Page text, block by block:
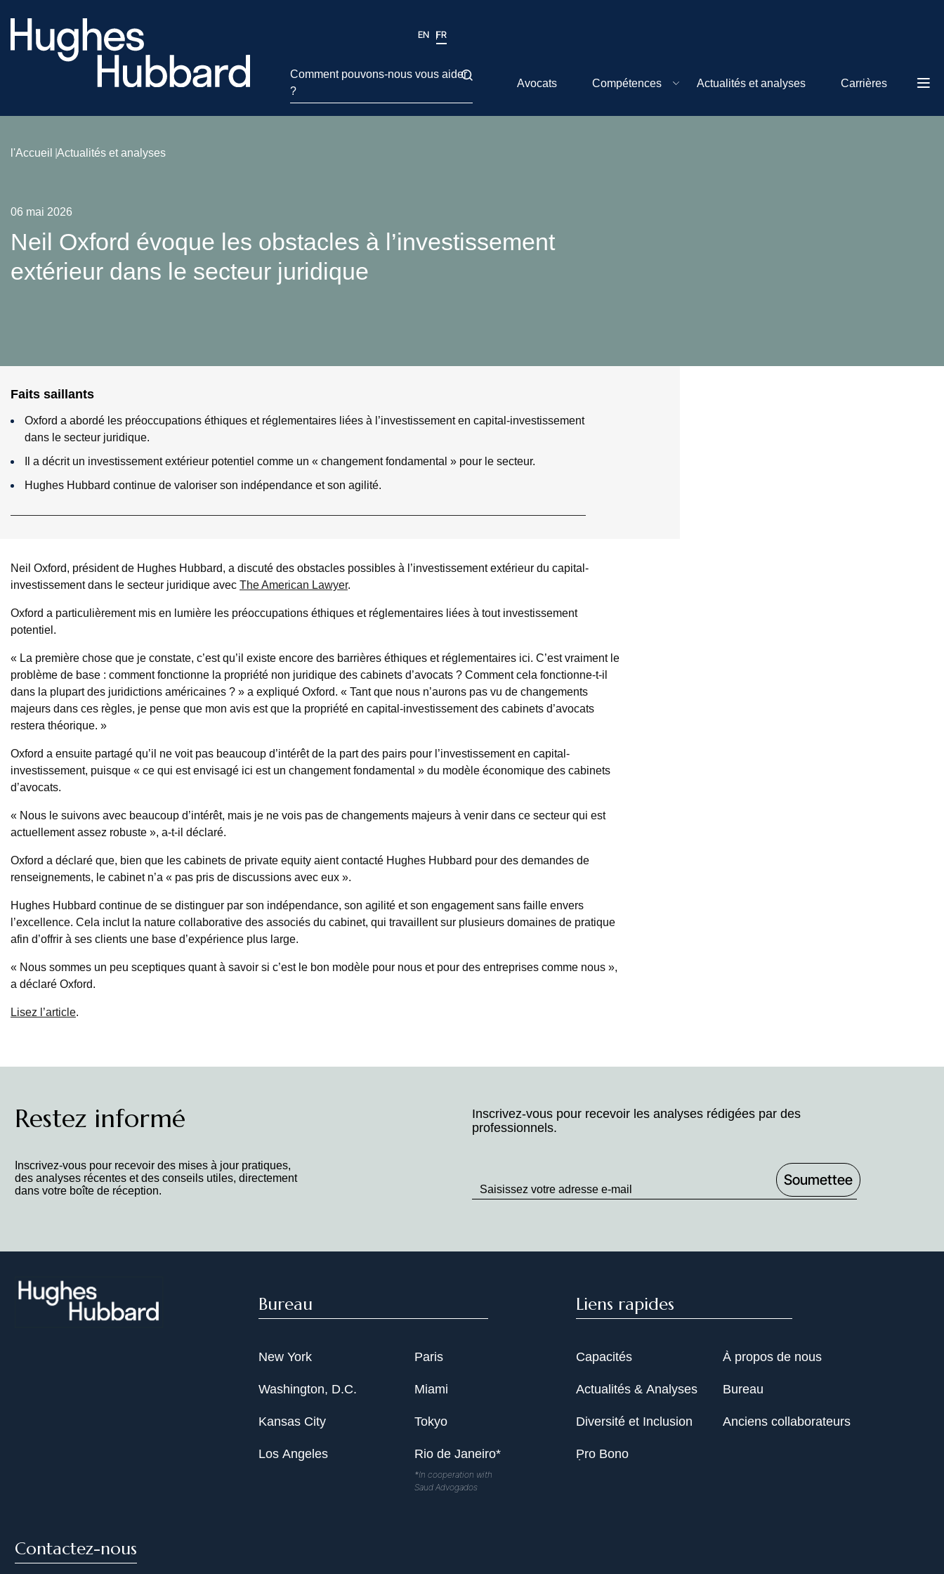
EN FR
Comment pouvons-nous vous aider
?
Avocats Compétences Actualités et analyses Carrières
l'Accueil Actualités et analyses
06 mai 2026
Neil Oxford évoque les obstacles à l’investissement
extérieur dans le secteur juridique
Faits saillants
Oxford a abordé les préoccupations éthiques et réglementaires liées à l’investissement en capital-investissement
dans le secteur juridique.
Il a décrit un investissement extérieur potentiel comme un « changement fondamental » pour le secteur.
Hughes Hubbard continue de valoriser son indépendance et son agilité.
Neil Oxford, président de Hughes Hubbard, a discuté des obstacles possibles à l’investissement extérieur du capital-
investissement dans le secteur juridique avec The American Lawyer.
Oxford a particulièrement mis en lumière les préoccupations éthiques et réglementaires liées à tout investissement
potentiel.
« La première chose que je constate, c’est qu’il existe encore des barrières éthiques et réglementaires ici. C’est vraiment le
problème de base : comment fonctionne la propriété non juridique des cabinets d’avocats ? Comment cela fonctionne-t-il
dans la plupart des juridictions américaines ? » a expliqué Oxford. « Tant que nous n’aurons pas vu de changements
majeurs dans ces règles, je pense que mon avis est que la propriété en capital-investissement des cabinets d’avocats
restera théorique. »
Oxford a ensuite partagé qu’il ne voit pas beaucoup d’intérêt de la part des pairs pour l’investissement en capital-
investissement, puisque « ce qui est envisagé ici est un changement fondamental » du modèle économique des cabinets
d’avocats.
« Nous le suivons avec beaucoup d’intérêt, mais je ne vois pas de changements majeurs à venir dans ce secteur qui est
actuellement assez robuste », a-t-il déclaré.
Oxford a déclaré que, bien que les cabinets de private equity aient contacté Hughes Hubbard pour des demandes de
renseignements, le cabinet n’a « pas pris de discussions avec eux ».
Hughes Hubbard continue de se distinguer par son indépendance, son agilité et son engagement sans faille envers
l’excellence. Cela inclut la nature collaborative des associés du cabinet, qui travaillent sur plusieurs domaines de pratique
afin d’offrir à ses clients une base d’expérience plus large.
« Nous sommes un peu sceptiques quant à savoir si c’est le bon modèle pour nous et pour des entreprises comme nous »,
a déclaré Oxford.
Lisez l’article.
Restez informé
Inscrivez-vous pour recevoir des mises à jour pratiques,
des analyses récentes et des conseils utiles, directement
dans votre boîte de réception.
Inscrivez-vous pour recevoir les analyses rédigées par des
professionnels.
to
Bureau
New York
Washington, D.C.
Kansas City
Los Angeles
Paris
Miami
Tokyo
Rio de Janeiro*
*In cooperation with
Saud Advogados
Liens rapides
Capacités
Actualités & Analyses
Diversité et Inclusion
Pro Bono
À propos de nous
Bureau
Anciens collaborateurs
Contactez-nous